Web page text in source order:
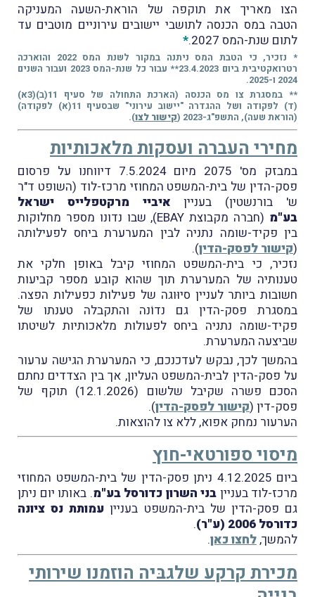
הצו מאריך את תוקפה של הוראת-השעה המעניקה
הטבה במס הכנסה לתושבי יישובים עירוניים מוטבים עד
לתום שנת-המס 2027.
*
* נזכיר, כי הטבת המס ניתנה במקור לשנת המס 2022 והוארכה
רטרואקטיבית ביום 23.4.2023** עבור כל שנת-המס 2023 ועבור השנים
2024 ו-2025.
** במסגרת צו מס הכנסה (הארכת התחולה של סעיף 11(ב)(3א)
(ד) לפקודה ושל ההגדרה "יישוב עירוני" שבסעיף 11(א) לפקודה)
(הוראת שעה), התשפ"ג-2023 (
קישור לצו).
מחירי העברה ועסקות מלאכותיות
במבזק מס' 2075 מיום 7.5.2024 דיווחנו על פרסום
פסק-הדין של בית-המשפט המחוזי מרכז-לוד (השופט ד"ר
ש' בורנשטין) בעניין איביי מרקטפלייס ישראל
בע"מ
(חברה מקבוצת EBAY), שבו נדונו מספר מחלוקות
בין פקיד-שומה נתניה לבין המערערת ביחס לפעילותה
(קישור לפסק-הדין).
נזכיר, כי בית-המשפט המחוזי קיבל באופן חלקי את
טענותיה של המערערת תוך שהוא קובע מספר קביעות
חשובות ביותר לעניין סיוּוגה של פעילות כפעילות הפצה.
במסגרת פסק-הדין גם נדוֹנה והתקבלה טענתו של
פקיד-שומה נתניה ביחס לפעולות מלאכותיות לשיטתו
שביצעה המערערת.
בהמשך לכך, נבקש לעדכנכם, כי המערערת הגישה ערעור
על פסק-הדין לבית-המשפט העליון, אך בין הצדדים נחתם
הסכם פשרה שקיבל שלשום (12.1.2026) תוקף של
פסק-דין (קישור לפסק-הדין).
הערעור נמחק אפוא, ללא צו להוצאות.
מיסוי ספורטאי-חוץ
ביום 4.12.2025 ניתן פסק-הדין של בית-המשפט המחוזי
מרכז-לוד בעניין בני השרון כדורסל בע"מ. באותו יום ניתן
גם פסק-הדין של בית-המשפט בעניין עמותת נס ציונה
כדורסל 2006 (ע"ר)
.
להמשך,לחצו כאן.
מכירת קרקע שלגבּיה הוזמנו שירותי